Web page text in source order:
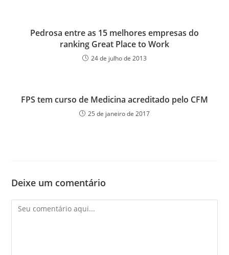
Pedrosa entre as 15 melhores empresas do
ranking Great Place to Work
24 de julho de 2013
FPS tem curso de Medicina acreditado pelo CFM
25 de janeiro de 2017
Deixe um comentário